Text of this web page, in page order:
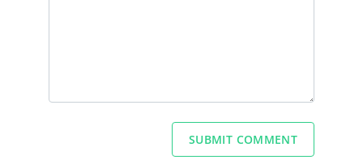
SUBMIT COMMENT